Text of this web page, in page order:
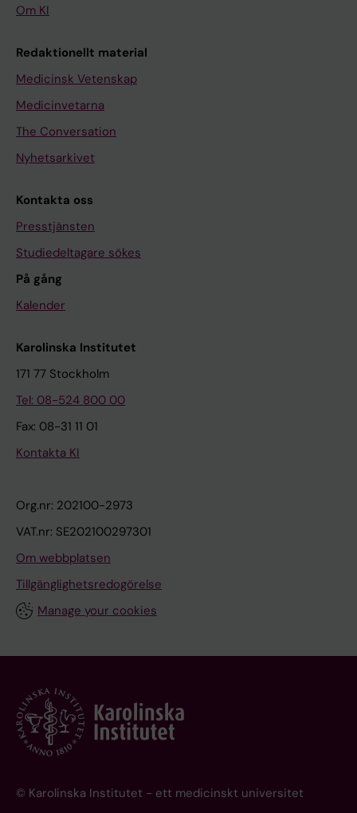
Om KI
Redaktionellt material
Medicinsk Vetenskap
Medicinvetarna
The Conversation
Nyhetsarkivet
Kontakta oss
Presstjänsten
Studiedeltagare sökes
På gång
Kalender
Karolinska Institutet
171 77 Stockholm
Tel: 08-524 800 00
Fax: 08-31 11 01
Kontakta KI
Org.nr: 202100-2973
VAT.nr: SE202100297301
Om webbplatsen
Tillgänglighetsredogörelse
Manage your cookies
© Karolinska Institutet - ett medicinskt universitet